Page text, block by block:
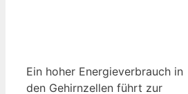
Ein hoher Energieverbrauch in
den Gehirnzellen führt zur